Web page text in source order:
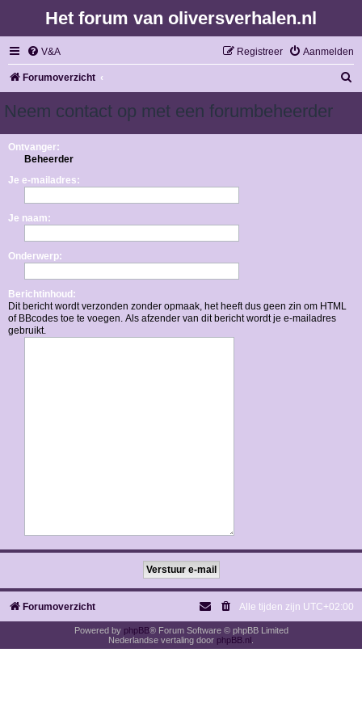
Het forum van oliversverhalen.nl
V&A Aanmelden
Registreer
Forumoverzicht
Neem contact op met een forumbeheerder
Ontvanger:
Beheerder
Je e-mailadres:
Je naam:
Onderwerp:
Berichtinhoud:
Dit bericht wordt verzonden zonder opmaak, het heeft dus geen zin om HTML
of BBcodes toe te voegen. Als afzender van dit bericht wordt je e-mailadres
gebruikt.
Forumoverzicht Alle tijden zijn UTC+02:00
Powered by phpBB® Forum Software © phpBB Limited
Nederlandse vertaling door phpBB.nl